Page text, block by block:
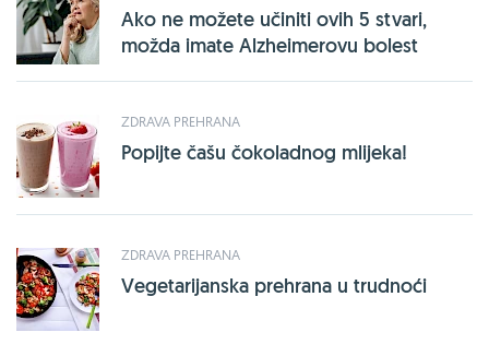
Ako ne možete učiniti ovih 5 stvari,
možda imate Alzheimerovu bolest
ZDRAVA PREHRANA
Popijte čašu čokoladnog mlijeka!
ZDRAVA PREHRANA
Vegetarijanska prehrana u trudnoći